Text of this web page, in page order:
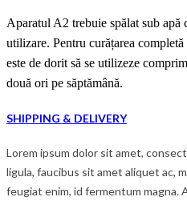
Aparatul A2 trebuie spălat sub apă
utilizare. Pentru curățarea
este de dorit să se utilizeze
două ori pe săptămână.
SHIPPING & DELIVERY
Lorem ipsum dolor sit amet,
ligula, faucibus sit amet aliquet ac,
feugiat enim, id fermentum magna.